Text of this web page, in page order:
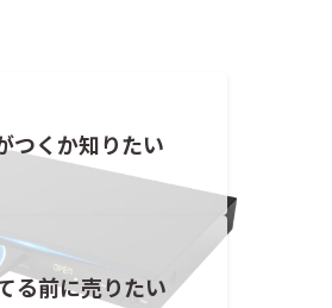
つくか知りたい
る前に売りたい